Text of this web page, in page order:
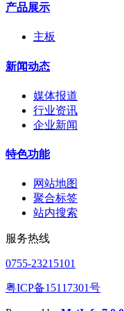
产品展示
主板
新闻动态
媒体报道
行业资讯
企业新闻
特色功能
网站地图
聚合标签
站内搜索
服务热线
0755-23215101
粤ICP备15117301号